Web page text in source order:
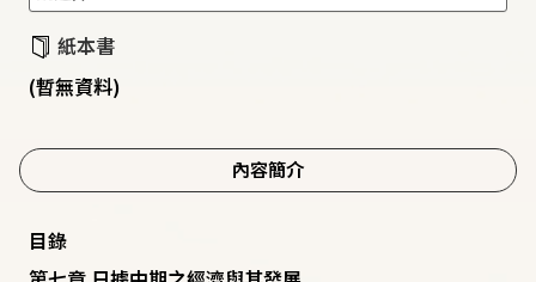
紙本書
(暫無資料)
內容簡介
目錄